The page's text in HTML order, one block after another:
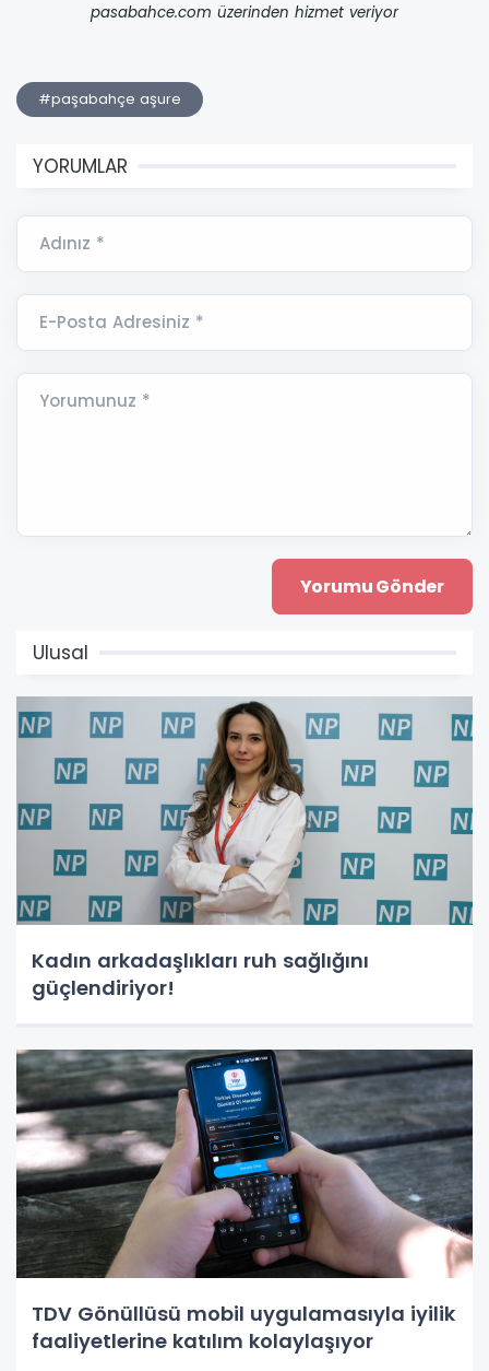
pasabahce.com üzerinden hizmet veriyor
#paşabahçe aşure
YORUMLAR
Adınız *
E-Posta Adresiniz *
Yorumunuz *
Ulusal
Kadın arkadaşlıkları ruh sağlığını
güçlendiriyor!
TDV Gönüllüsü mobil uygulamasıyla iyilik
faaliyetlerine katılım kolaylaşıyor